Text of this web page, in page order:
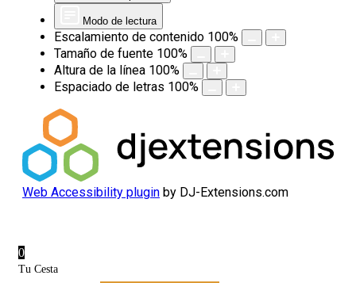
Modo de lectura
Escalamiento de contenido 100%
Tamaño de fuente 100%
Altura de la línea 100%
Espaciado de letras 100%
Web Accessibility plugin by DJ-Extensions.com
0
Tu Cesta